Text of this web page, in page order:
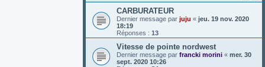
CARBURATEUR
Dernier message par juju « jeu. 19 nov. 2020
18:19
Réponses : 13
Vitesse de pointe nordwest
Dernier message par francki morini « mer. 30
sept. 2020 10:26